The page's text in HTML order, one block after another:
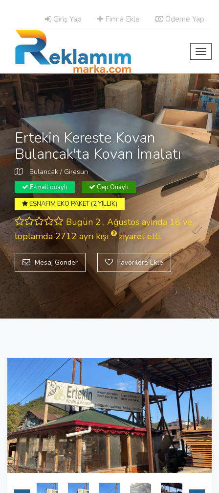
Giriş Yap Firma Ekle Ödeme Yap
Ertekin Kereste Kovan
Bulancak'ta Kovan İmalatı
Bulancak / Giresun
E-mail onaylı
Cep Onaylı
ESNAFIM EKO PAKET (2 YILLIK)
Bugün 2 , Ağustos ayında 18 ve
toplamda 2712 ayrı kişi ziyaret etti.
Mesaj Gönder Favorilere Ekle